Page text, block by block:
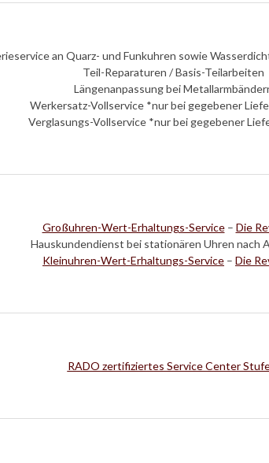
an Quarz- und Funkuhren sowie
Teil-Reparaturen / Basis-Teilarbeiten
Längenanpassung bei
Werkersatz-Vollservice *nur bei gegebener
Verglasungs-Vollservice *nur bei gegebener
Großuhren-Wert-Erhaltungs-Service– Die
Hauskundendienst bei stationären Uhren nach
Kleinuhren-Wert-Erhaltungs-Service – Die
RADO zertifiziertes Service Center